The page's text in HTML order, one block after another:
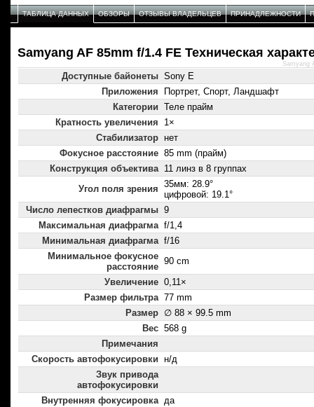
ТАБЛИЦА ДАННЫХ ОБЗОРЫ ОТЗЫВЫ ВЛАДЕЛЬЦЕВ ПРИНАДЛЕЖНОСТИ
Samyang AF 85mm f/1.4 FE Техническая
Доступные байонеты Sony E
Приложения
Портрет, Спорт, Ландшафт
Категории Теле прайм
Кратность увеличения
1×
Стабилизатор нет
Фокусное расстояние 85 mm (прайм)
Конструкция объектива 11 линз в 8 группах
Угол поля зрения 35мм: 28.9°
цифровой: 19.1°
Число лепестков диафрагмы 9
Максимальная диафрагма f/1,4
Минимальная диафрагма f/16
Минимальное фокусное
расстояние
90 cm
Увеличение 0,11×
Размер фильтра 77 mm
Размер ∅ 88 × 99.5 mm
Вес 568 g
Примечания
Скорость автофокусировки н/д
Звук привода
автофокусировки
Внутренняя фокусировка да
Samyang